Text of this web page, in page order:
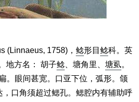
(Linnaeus, 1758)， 鲶形目 鲶科。英
地方名： 胡子鲶 、塘角里、 塘虱。
。眼间甚宽。口亚下位，弧形。颌
口角须超过鳃孔。鳃腔内有辅助呼